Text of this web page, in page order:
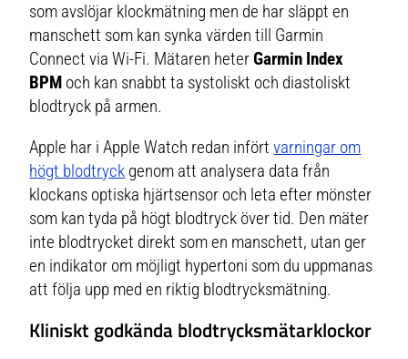
som avslöjar klockmätning men de har släppt en
manschett som kan synka värden till Garmin
Connect via Wi-Fi. Mätaren heterGarmin Index
BPM och kan snabbt ta systoliskt och diastoliskt
blodtryck på armen.
Apple har i Apple Watch redan införtvarningar om
högt blodtryck genom att analysera data från
klockans optiska hjärtsensor och leta efter mönster
som kan tyda på högt blodtryck över tid. Den mäter
inte blodtrycket direkt som en manschett, utan ger
en indikator om möjligt hypertoni som du uppmanas
att följa upp med en riktig blodtrycksmätning.
Kliniskt godkända blodtrycksmätarklockor